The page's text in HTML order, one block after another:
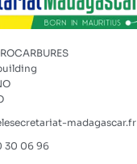
madagascar.fr
30 06 96